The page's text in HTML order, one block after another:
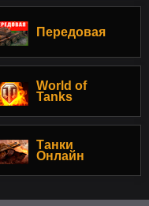
Передовая
World of
Tanks
Танки
Онлайн